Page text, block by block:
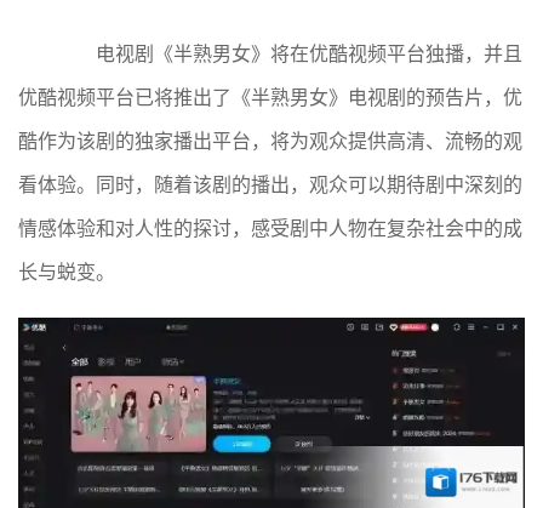
电视剧《半熟男女》将在优酷视频平台独播，并且
优酷视频平台已将推出了《半熟男女》电视剧的预告片，优
酷作为该剧的独家播出平台，将为观众提供高清、流畅的观
看体验。同时，随着该剧的播出，观众可以期待剧中深刻的
情感体验和对人性的探讨，感受剧中人物在复杂社会中的成
长与蜕变。